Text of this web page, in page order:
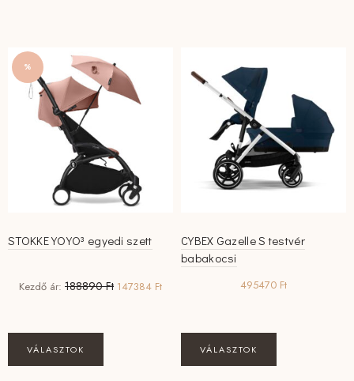
%
STOKKE YOYO³ egyedi szett
Kezdő ár: 188890Ft Original
147384 FtCurrent
147384 Ft.
VÁLASZTOK
CYBEX Gazelle S testvér
babakocsi
495470 Ft
VÁLASZTOK